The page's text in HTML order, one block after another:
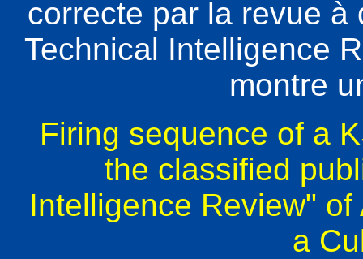
correcte par la revue à
Technical Intelligence
montre
Firing sequence of a
the classified
Intelligence Review"
a